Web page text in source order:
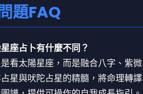
題FAQ
座占卜有什麼不同？
看太陽星座，而是融合八字、紫
星與吠陀占星的精髓，將命理轉